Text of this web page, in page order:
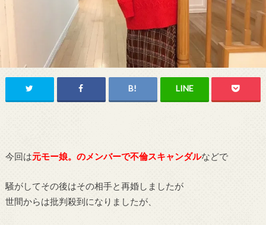
今回は元モー娘。のメンバーで不倫スキャンダルなどで
騒がしてその後はその相手と再婚しましたが
世間からは批判殺到になりましたが、